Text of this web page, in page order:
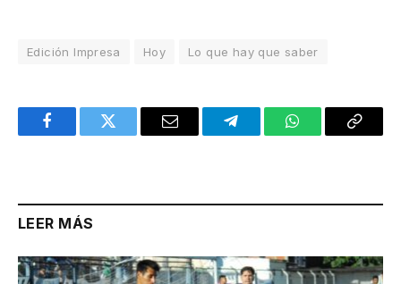
Edición Impresa Hoy Lo que hay que saber
FacebookTwitter Email TelegramWhatsAppCopy
LEER MÁS